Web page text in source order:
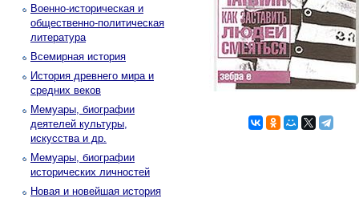
Военно-историческая и
общественно-политическая
литература
Всемирная история
История древнего мира и
средних веков
Мемуары, биографии
деятелей культуры,
искусства и др.
Мемуары, биографии
исторических личностей
Новая и новейшая история